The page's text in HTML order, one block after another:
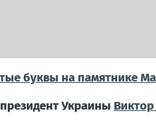
буквы на памятнике
Украины